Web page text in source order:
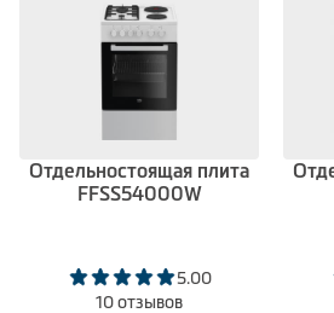
Отдельностоящая плита
FFSS54000W
5.00
10 отзывов